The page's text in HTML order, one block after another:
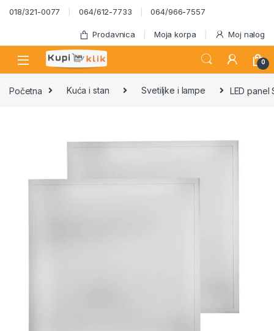
Skip to navigation
Skip to content
018/321-0077 064/612-7733 064/966-7557
Prodavnica Moja korpa Moj nalog
0
Početna Kuća i stan Svetiljke i lampe LED panel